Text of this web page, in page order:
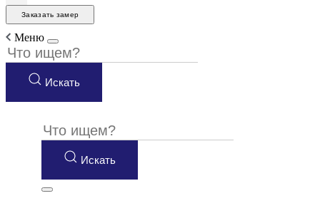
Заказать замер
Меню
Искать
Искать